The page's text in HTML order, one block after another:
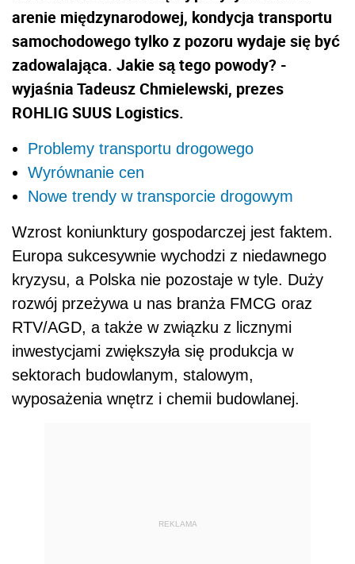
arenie międzynarodowej, kondycja transportu
samochodowego tylko z pozoru wydaje się być
zadowalająca. Jakie są tego powody? -
wyjaśnia Tadeusz Chmielewski, prezes
ROHLIG SUUS Logistics.
Problemy transportu drogowego
Wyrównanie cen
Nowe trendy w transporcie drogowym
Wzrost koniunktury gospodarczej jest faktem.
Europa sukcesywnie wychodzi z niedawnego
kryzysu, a Polska nie pozostaje w tyle. Duży
rozwój przeżywa u nas branża FMCG oraz
RTV/AGD, a także w związku z licznymi
inwestycjami zwiększyła się produkcja w
sektorach budowlanym, stalowym,
wyposażenia wnętrz i chemii budowlanej.
REKLAMA